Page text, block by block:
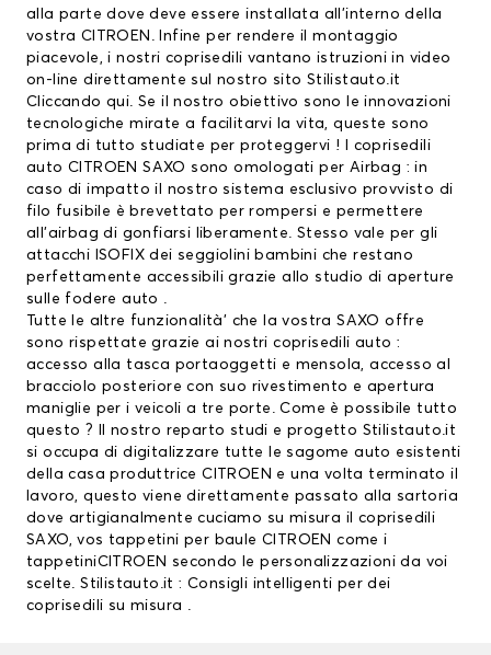
alla parte dove deve essere installata all’interno della
vostra CITROEN. Infine per rendere il montaggio
piacevole, i nostri coprisedili vantano istruzioni in video
on-line direttamente sul nostro sito Stilistauto.it
Cliccando qui. Se il nostro obiettivo sono le innovazioni
tecnologiche mirate a facilitarvi la vita, queste sono
prima di tutto studiate per proteggervi ! I coprisedili
auto CITROEN SAXO sono omologati per Airbag : in
caso di impatto il nostro sistema esclusivo provvisto di
filo fusibile è brevettato per rompersi e permettere
all’airbag di gonfiarsi liberamente. Stesso vale per gli
attacchi ISOFIX dei seggiolini bambini che restano
perfettamente accessibili grazie allo studio di aperture
sulle fodere auto .
Tutte le altre funzionalità’ che la vostra SAXO offre
sono rispettate grazie ai nostri coprisedili auto :
accesso alla tasca portaoggetti e mensola, accesso al
bracciolo posteriore con suo rivestimento e apertura
maniglie per i veicoli a tre porte. Come è possibile tutto
questo ? Il nostro reparto studi e progetto Stilistauto.it
si occupa di digitalizzare tutte le sagome auto esistenti
della casa produttrice CITROEN e una volta terminato il
lavoro, questo viene direttamente passato alla sartoria
dove artigianalmente cuciamo su misura il coprisedili
SAXO, vos tappetini per baule CITROEN come i
tappetiniCITROEN secondo le personalizzazioni da voi
scelte. Stilistauto.it : Consigli intelligenti per dei
coprisedili su misura .